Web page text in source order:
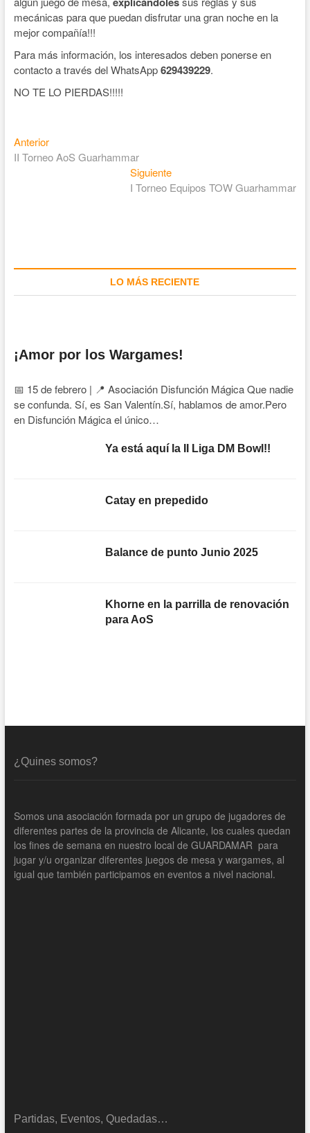
mecánicas para que puedan disfrutar una gran noche en la
mejor compañía!!!
Para más información, los interesados deben ponerse en
contacto a través del WhatsApp629439229.
NO TE LO PIERDAS!!!!!
Anterior
II Torneo AoS Guarhammar
Siguiente
I Torneo Equipos TOW Guarhammar
LO MÁS RECIENTE
¡Amor por los Wargames!
📅 15 de febrero | 📍 Asociación Disfunción Mágica Que nadie
se confunda. Sí, es San Valentín.Sí, hablamos de amor.Pero
en Disfunción Mágica el único…
Ya está aquí la II Liga DM Bowl!!
Catay en prepedido
Balance de punto Junio 2025
Khorne en la parrilla de renovación
para AoS
¿Quines somos?
Somos una asociación formada por un grupo de jugadores de
diferentes partes de la provincia de Alicante, los cuales quedan
los fines de semana en nuestro local de GUARDAMAR para
jugar y/u organizar diferentes juegos de mesa y wargames, al
igual que también participamos en eventos a nivel nacional.
Partidas, Eventos, Quedadas…